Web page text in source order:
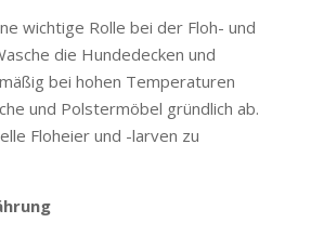
wichtige Rolle bei der Floh- und
die Hundedecken und
bei hohen Temperaturen
und Polstermöbel gründlich ab.
Floheier und -larven zu